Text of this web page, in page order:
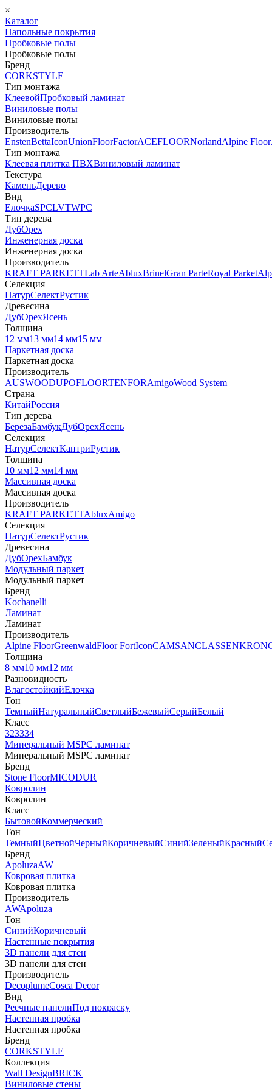
×
Каталог
Напольные покрытия
Пробковые полы
Пробковые полы
Бренд
CORKSTYLE
Тип монтажа
КлеевойПробковый ламинат
Виниловые полы
Виниловые полы
Производитель
EnstenBettaIconUnionFloorFactorACEFLOORNorlandAlpine Floor
Тип монтажа
Клеевая плитка ПВХВиниловый ламинат
Текстура
КаменьДерево
Вид
ЕлочкаSPCLVTWPC
Тип дерева
ДубОрех
Инженерная доска
Инженерная доска
Производитель
KRAFT PARKETTLab ArteAbluxBrinelGran ParteRoyal Parket
Селекция
НатурСелектРустик
Древесина
ДубОрехЯсень
Толщина
12 мм13 мм14 мм15 мм
Паркетная доска
Паркетная доска
Производитель
AUSWOODUPOFLOORTENFORAmigoWood System
Страна
КитайРоссия
Тип дерева
БерезаБамбукДубОрехЯсень
Селекция
НатурСелектКантриРустик
Толщина
10 мм12 мм14 мм
Массивная доска
Массивная доска
Производитель
KRAFT PARKETTAbluxAmigo
Селекция
НатурСелектРустик
Древесина
ДубОрехБамбук
Модульный паркет
Модульный паркет
Бренд
Kochanelli
Ламинат
Ламинат
Производитель
Alpine FloorGreenwaldFloor FortIconCAMSANCLASSEN
Толщина
8 мм10 мм12 мм
Разновидность
ВлагостойкийЕлочка
Тон
ТемныйНатуральныйСветлыйБежевыйСерыйБелый
Класс
323334
Минеральный MSPC ламинат
Минеральный MSPC ламинат
Бренд
Stone FloorMICODUR
Ковролин
Ковролин
Класс
БытовойКоммерческий
Тон
ТемныйЦветнойЧерныйКоричневыйСинийЗеленыйКрасный
Бренд
ApoluzaAW
Ковровая плитка
Ковровая плитка
Производитель
AWApoluza
Тон
СинийКоричневый
Настенные покрытия
3D панели для стен
3D панели для стен
Производитель
DecoplumeCosca Decor
Вид
Реечные панелиПод покраску
Настенная пробка
Настенная пробка
Бренд
CORKSTYLE
Коллекция
Wall DesignBRICK
Виниловые стены